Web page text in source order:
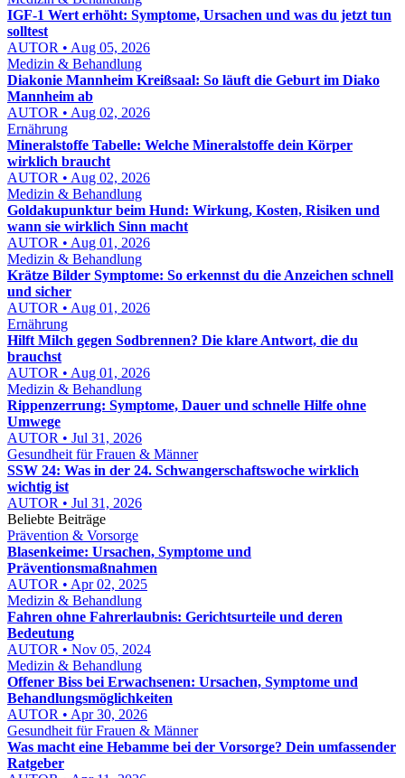
IGF-1 Wert erhöht: Symptome, Ursachen und was du jetzt tun
solltest
AUTOR • Aug 05, 2026
Medizin & Behandlung
Diakonie Mannheim Kreißsaal: So läuft die Geburt im Diako
Mannheim ab
AUTOR • Aug 02, 2026
Ernährung
Mineralstoffe Tabelle: Welche Mineralstoffe dein Körper
wirklich braucht
AUTOR • Aug 02, 2026
Medizin & Behandlung
Goldakupunktur beim Hund: Wirkung, Kosten, Risiken und
wann sie wirklich Sinn macht
AUTOR • Aug 01, 2026
Medizin & Behandlung
Krätze Bilder Symptome: So erkennst du die Anzeichen schnell
und sicher
AUTOR • Aug 01, 2026
Ernährung
Hilft Milch gegen Sodbrennen? Die klare Antwort, die du
brauchst
AUTOR • Aug 01, 2026
Medizin & Behandlung
Rippenzerrung: Symptome, Dauer und schnelle Hilfe ohne
Umwege
AUTOR • Jul 31, 2026
Gesundheit für Frauen & Männer
SSW 24: Was in der 24. Schwangerschaftswoche wirklich
wichtig ist
AUTOR • Jul 31, 2026
Beliebte Beiträge
Prävention & Vorsorge
Blasenkeime: Ursachen, Symptome und
Präventionsmaßnahmen
AUTOR • Apr 02, 2025
Medizin & Behandlung
Fahren ohne Fahrerlaubnis: Gerichtsurteile und deren
Bedeutung
AUTOR • Nov 05, 2024
Medizin & Behandlung
Offener Biss bei Erwachsenen: Ursachen, Symptome und
Behandlungsmöglichkeiten
AUTOR • Apr 30, 2026
Gesundheit für Frauen & Männer
Was macht eine Hebamme bei der Vorsorge? Dein umfassender
Ratgeber